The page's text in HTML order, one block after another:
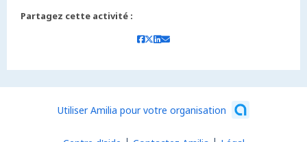
Partagez cette activité :
Utiliser Amilia pour votre organisation